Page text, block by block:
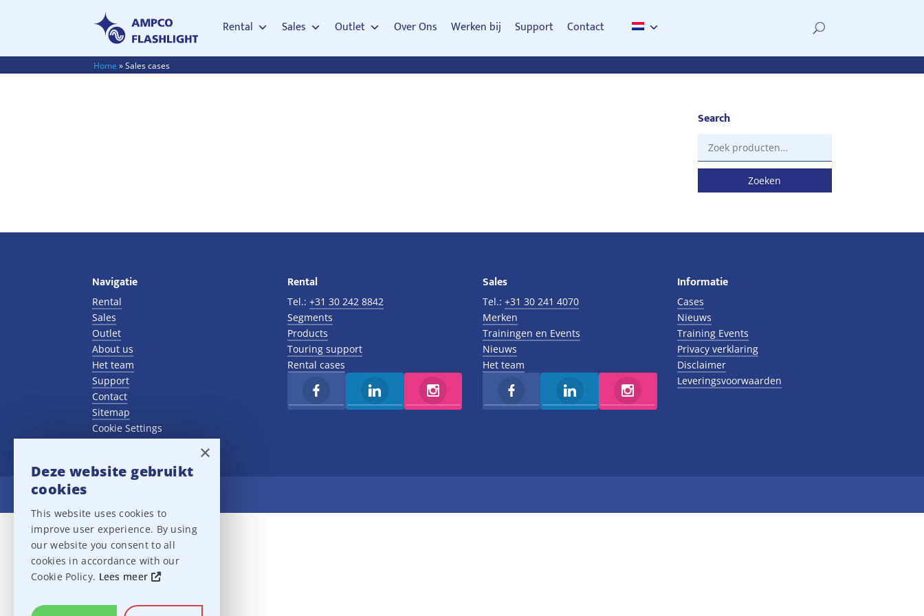
Rental Sales Outlet Over Ons Werken bij Support Contact
Home »Sales cases
Search
naar:
Zoeken
Navigatie
Rental
Sales
Outlet
About us
Het team
Support
Contact
Sitemap
Cookie Settings
Rental
Tel.: +31 30 242 8842
Segments
Products
Touring support
Rental cases
Sales
Tel.: +31 30 241 4070
Merken
Trainingen en Events
Nieuws
Het team
Informatie
Cases
Nieuws
Training Events
Privacy verklaring
Disclaimer
Leveringsvoorwaarden
×
Deze website gebruikt
cookies
This website uses cookies to
improve user experience. By using
our website you consent to all
cookies in accordance with our
Cookie Policy. Lees meer